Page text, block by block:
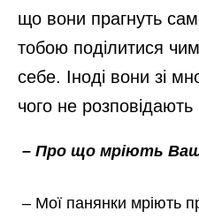
що вони прагнуть
тобою поділитися
себе. Іноді вони зі
чого не розповідають
– Про що мріють
– Мої панянки мріють